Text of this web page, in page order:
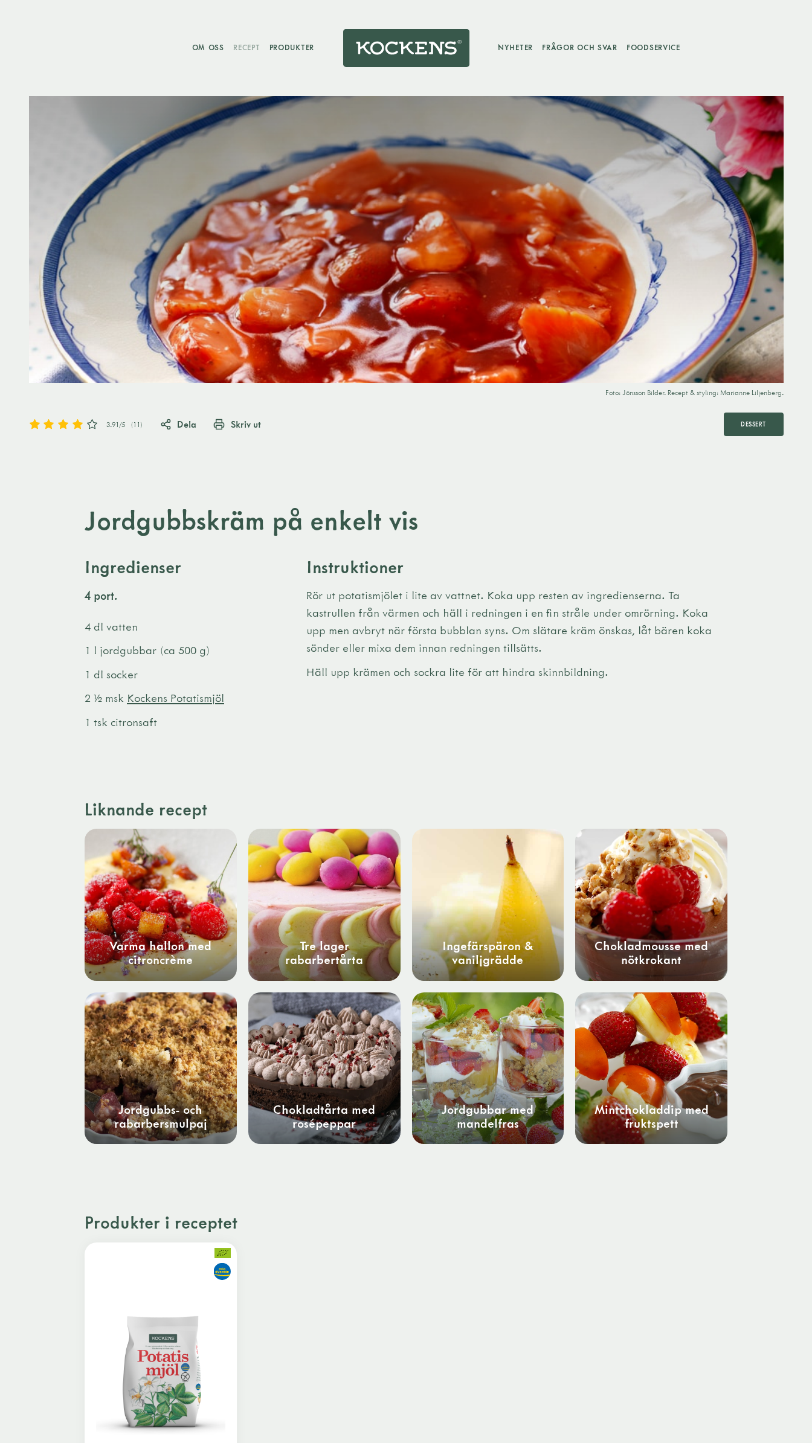
OM OSS RECEPT PRODUKTER NYHETER FRÅGOR OCH SVAR FOODSERVICE
Foto: Jönsson Bilder. Recept & styling: Marianne Liljenberg.
3.91/5 (11 ) Dela Skriv ut DESSERT
Jordgubbskräm på enkelt vis
Ingredienser
4 port.
4 dl vatten
1 l jordgubbar (ca 500 g)
1 dl socker
2 ½ msk Kockens Potatismjöl
1 tsk citronsaft
Instruktioner
Rör ut potatismjölet i lite av vattnet. Koka upp resten av ingredienserna. Ta
kastrullen från värmen och häll i redningen i en fin stråle under omrörning. Koka
upp men avbryt när första bubblan syns. Om slätare kräm önskas, låt bären koka
sönder eller mixa dem innan redningen tillsätts.
Häll upp krämen och sockra lite för att hindra skinnbildning.
Liknande recept
Varma hallon med
citroncrème
Tre lager
rabarbertårta
Ingefärspäron &
vaniljgrädde
Chokladmousse med
nötkrokant
Jordgubbs- och
rabarbersmulpaj
Chokladtårta med
rosépeppar
Jordgubbar med
mandelfras
Mintchokladdip med
fruktspett
Produkter i receptet